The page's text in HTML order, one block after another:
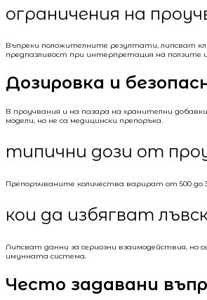
ограничения на
Въпреки положителните резултати, липсват
предпазливост при интерпретация на ползите
Дозировка и
В проучвания и на пазара на хранителни
модели, но не са медицински препоръка.
типични дози от
Препоръчваните количества варират от 500
кои да избягват
Липсват данни за сериозни взаимодействия,
имунната система.
Често задавани